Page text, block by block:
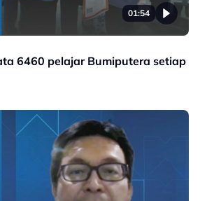
01:54
6460 pelajar Bumiputera setiap